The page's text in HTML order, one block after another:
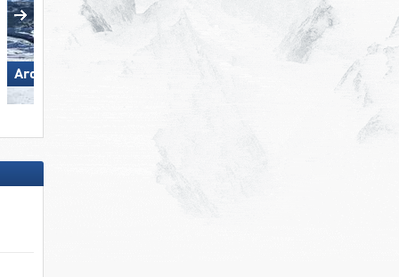
Arosa Lenzerheide
Madonna di Campiglio/​Pinzolo/​